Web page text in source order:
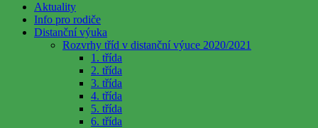
Aktuality
Info pro rodiče
Distanční výuka
Rozvrhy tříd v distanční výuce 2020/2021
1. třída
2. třída
3. třída
4. třída
5. třída
6. třída